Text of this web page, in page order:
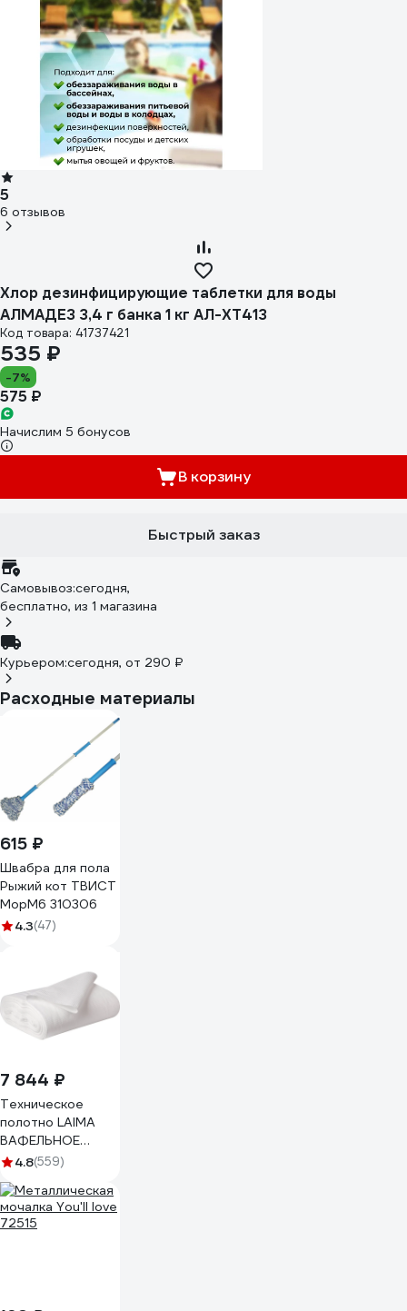
5
6 отзывов
Хлор дезинфицирующие таблетки для воды
АЛМАДЕЗ 3,4 г банка 1 кг АЛ-ХТ413
Код товара: 41737421
535 ₽
-7%
575 ₽
Начислим 5 бонусов
В корзину
Быстрый заказ
Самовывоз:сегодня,
бесплатно, из 1 магазина
Курьером:сегодня, от 290 ₽
Расходные материалы
615 ₽
Швабра для пола
Рыжий кот ТВИСТ
MopM6 310306
4.3(47)
7 844 ₽
Техническое
полотно LAIMA
ВАФЕЛЬНОЕ
отбеленное,
плотность 120 г/
м2 604753
4.8(559)